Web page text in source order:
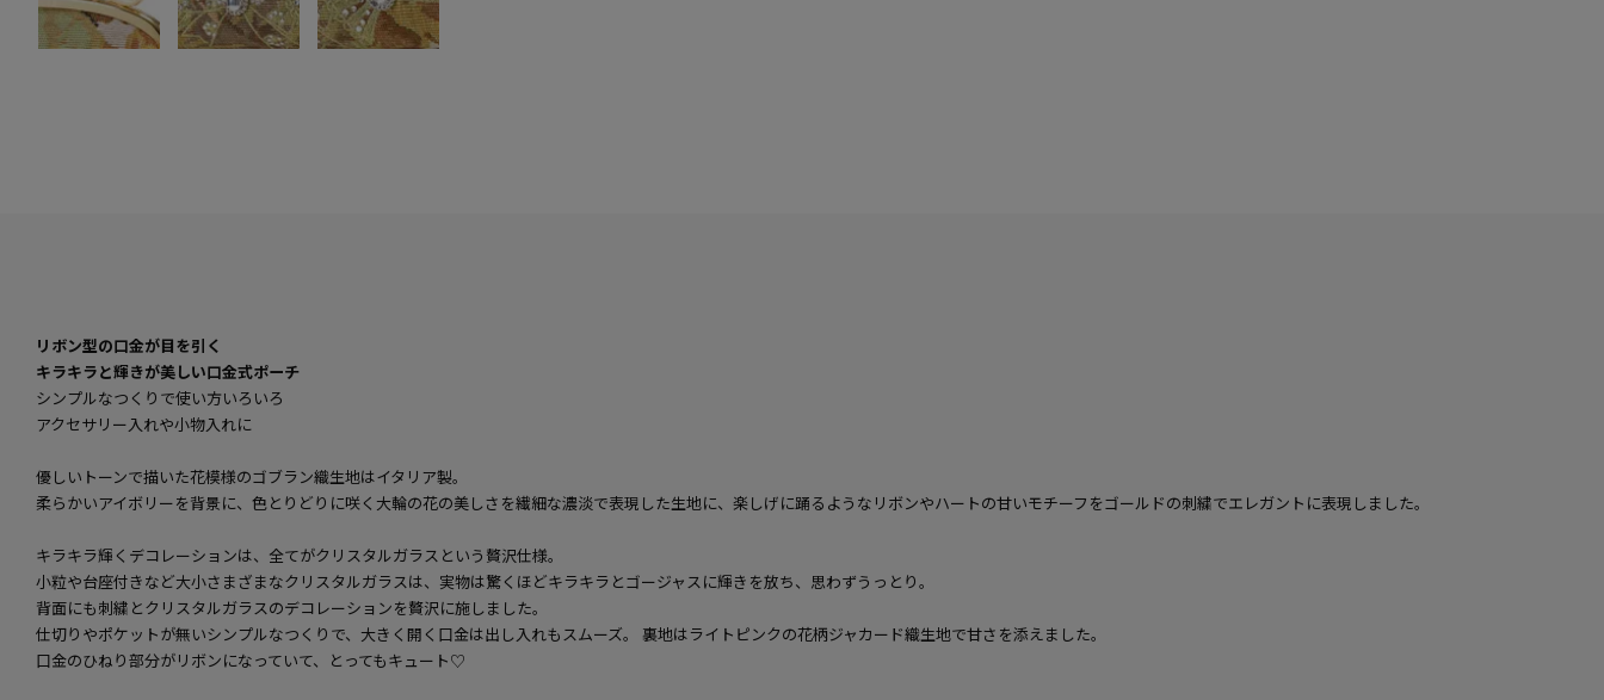
リボン型の口金が目を引く
キラキラと輝きが美しい口金式ポーチ
シンプルなつくりで使い方いろいろ
アクセサリー入れや小物入れに
優しいトーンで描いた花模様のゴブラン織生地はイタリア製。
柔らかいアイボリーを背景に、色とりどりに咲く大輪の花の美しさを繊細な濃淡で表現した生地に、楽しげに踊るようなリボンやハートの甘いモチーフをゴールドの刺繍でエレガントに表現しました。
キラキラ輝くデコレーションは、全てがクリスタルガラスという贅沢仕様。
小粒や台座付きなど大小さまざまなクリスタルガラスは、実物は驚くほどキラキラとゴージャスに輝きを放ち、思わずうっとり。
背面にも刺繍とクリスタルガラスのデコレーションを贅沢に施しました。
仕切りやポケットが無いシンプルなつくりで、大きく開く口金は出し入れもスムーズ。 裏地はライトピンクの花柄ジャカード織生地で甘さを添えました。
口金のひねり部分がリボンになっていて、とってもキュート♡